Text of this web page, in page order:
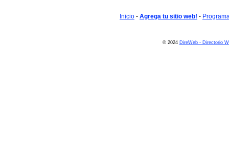
Inicio - Agrega tu sitio web! -
© 2024 DireWeb - Directorio